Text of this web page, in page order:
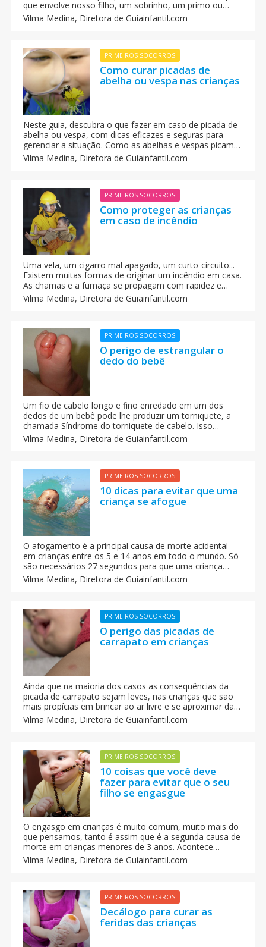
que envolve nosso filho, um sobrinho, um primo ou
neto, os nervos podem atrapalhar. É necessário avaliar a
situação com rapidez, observando o cenário onde o
Vilma Medina, Diretora de Guiainfantil.com
PRIMEIROS SOCORROS
Como curar picadas de
abelha ou vespa nas crianças
Neste guia, descubra o que fazer em caso de picada de
abelha ou vespa, com dicas eficazes e seguras para
gerenciar a situação. Como as abelhas e vespas picam
uma criança. O que fazer se uma abelha ou vespa pica o
meu filho. Como prevenir as picadas de vespas e
Vilma Medina, Diretora de Guiainfantil.com
PRIMEIROS SOCORROS
Como proteger as crianças
em caso de incêndio
Uma vela, um cigarro mal apagado, um curto-circuito...
Existem muitas formas de originar um incêndio em casa.
As chamas e a fumaça se propagam com rapidez e
devemos saber o que fazer e como proteger os
pequeninos. A gente apresenta uma série de conselhos
sua casa.
Vilma Medina, Diretora de Guiainfantil.com
PRIMEIROS SOCORROS
O perigo de estrangular o
dedo do bebê
Um fio de cabelo longo e fino enredado em um dos
dedos de um bebê pode lhe produzir um torniquete, a
chamada Síndrome do torniquete de cabelo. Isso
aconteceu recentemente com a pequena Molly. Entenda
o perigo de um fio de cabelo ou o fio de uma meia
Vilma Medina, Diretora de Guiainfantil.com
PRIMEIROS SOCORROS
10 dicas para evitar que uma
criança se afogue
O afogamento é a principal causa de morte acidental
em crianças entre os 5 e 14 anos em todo o mundo. Só
são necessários 27 segundos para que uma criança
perca o controle na água, e entre 3 e 5 minutos para
que se afogue. Para evitar um acidente desse tipo é
conselhos. Eles podem ser vitais.
Vilma Medina, Diretora de Guiainfantil.com
PRIMEIROS SOCORROS
O perigo das picadas de
carrapato em crianças
Ainda que na maioria dos casos as consequências da
picada de carrapato sejam leves, nas crianças que são
mais propícias em brincar ao ar livre e se aproximar das
picadas dos animais, essas picadas podem provocar
infecções e acarretar graves problemas chegando
Vilma Medina, Diretora de Guiainfantil.com
PRIMEIROS SOCORROS
10 coisas que você deve
fazer para evitar que o seu
filho se engasgue
O engasgo em crianças é muito comum, muito mais do
que pensamos, tanto é assim que é a segunda causa de
morte em crianças menores de 3 anos. Acontece
quando um pedaço de alimento ou outro objeto fica
grudado nas vias respiratórias altas ou médias e impede
também ao cérebro.
Vilma Medina, Diretora de Guiainfantil.com
PRIMEIROS SOCORROS
Decálogo para curar as
feridas das crianças